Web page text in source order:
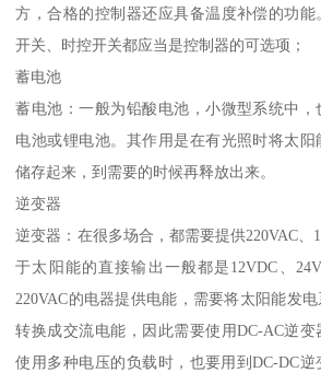
方，合格的控制器还应具备温度补偿的功
开关、时控开关都应当是控制器的可选项；
蓄电池
蓄电池：一般为铅酸电池，小微型系统中
电池或锂电池。其作用是在有光照时将太
储存起来，到需要的时候再释放出来。
逆变器
逆变器：在很多场合，都需要提供220VAC、
于太阳能的直接输出一般都是12VDC、
220VAC的电器提供电能，需要将太阳能发
转换成交流电能，因此需要使用DC-AC逆
使用多种电压的负载时，也要用到DC-DC逆